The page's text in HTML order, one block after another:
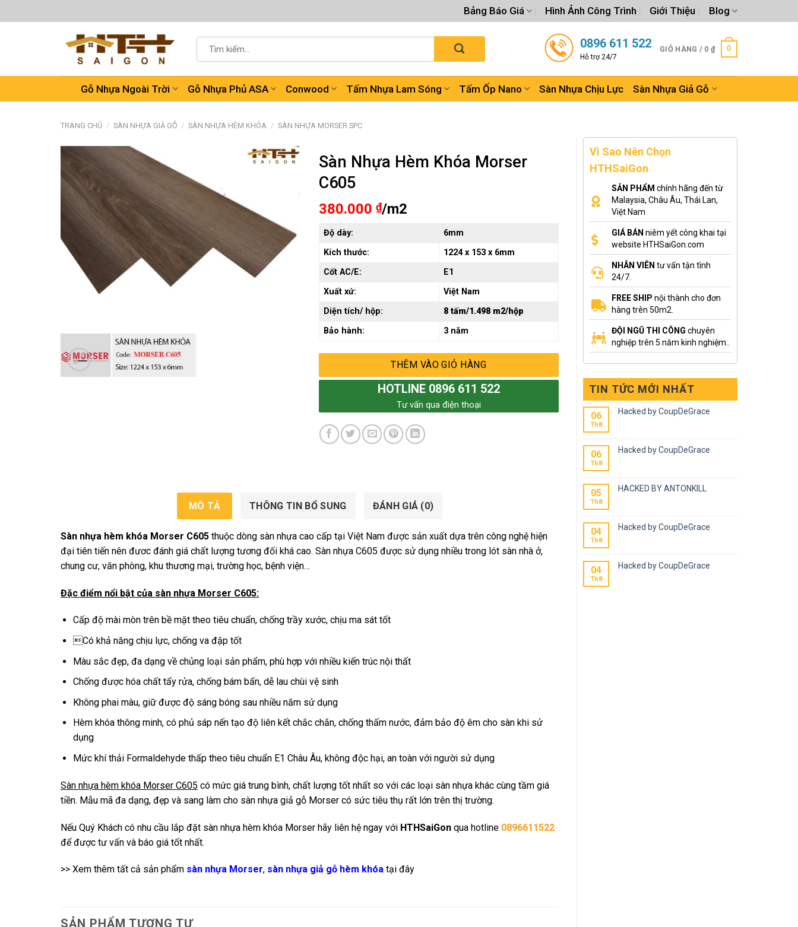
đến
Bảng Báo Giá Hình Ảnh Công Trình Giới Thiệu Blog
kiếm:
0896 611 522
Hỗ trợ 24/7
GIỎ HÀNG / 0 ₫ 0
Gỗ Nhựa Ngoài Trời Gỗ Nhựa Phủ ASA Conwood Tấm Nhựa Lam Sóng Tấm Ốp Nano Sàn Nhựa Chịu Lực Sàn Nhựa Giả Gỗ
TRANG CHỦ / SÀN NHỰA GIẢ GỖ / SÀN NHỰA HÈM KHÓA / SÀN NHỰA MORSER SPC
Vì Sao Nên Chọn
HTHSaiGon
SẢN PHẨM chính hãng đến từ
Malaysia, Châu Âu, Thái Lan,
Việt Nam
GIÁ BÁN niêm yết công khai tại
website HTHSaiGon.com
NHÂN VIÊN tư vấn tận tình
24/7.
FREE SHIP nội thành cho đơn
hàng trên 50m2.
ĐỘI NGŨ THI CÔNG chuyên
nghiệp trên 5 năm kinh nghiệm..
TIN TỨC MỚI NHẤT
06
Th8
Hacked by CoupDeGrace
06
Th8
Hacked by CoupDeGrace
05
Th8
HACKED BY ANTONKILL
04
Th8
Hacked by CoupDeGrace
04
Th8
Hacked by CoupDeGrace
Sàn Nhựa Hèm Khóa Morser
C605
380.000 ₫/m2
Độ dày:
6mm
Kích thước:
1224 x 153 x 6mm
Cốt AC/E:
E1
Xuất xứ:
Việt Nam
Diện tích/ hộp:
8 tấm/1.498 m2/hộp
Bảo hành:
3 năm
THÊM VÀO GIỎ HÀNG
HOTLINE 0896 611 522
Tư vấn qua điện thoại
MÔ TẢ THÔNG TIN BỔ SUNG ĐÁNH GIÁ (0)
Sàn nhựa hèm khóa Morser C605 thuộc dòng sàn nhựa cao cấp tại Việt Nam được sản xuất dựa trên công nghệ hiện
đại tiên tiến nên đươc đánh giá chất lượng tương đối khá cao. Sàn nhựa C605 được sử dụng nhiều trong lót sàn nhà ở,
chung cư, văn phòng, khu thương mại, trường học, bệnh viện…
Đặc điểm nổi bật của sàn nhựa Morser C605:
Cấp độ mài mòn trên bề mặt theo tiêu chuẩn, chống trầy xước, chịu ma sát tốt
Có khả năng chịu lực, chống va đập tốt
Màu sắc đẹp, đa dạng về chủng loại sản phẩm, phù hợp với nhiều kiến trúc nội thất
Chống được hóa chất tẩy rửa, chống bám bẩn, dễ lau chùi vệ sinh
Không phai màu, giữ được độ sáng bóng sau nhiều năm sử dụng
Hèm khóa thông minh, có phủ sáp nến tạo độ liên kết chắc chắn, chống thấm nước, đảm bảo độ êm cho sàn khi sử
dụng
Mức khí thải Formaldehyde thấp theo tiêu chuẩn E1 Châu Âu, không độc hại, an toàn với người sử dụng
Sàn nhựa hèm khóa Morser C605 có mức giá trung bình, chất lượng tốt nhất so với các loại sàn nhựa khác cùng tầm giá
tiền. Mẫu mã đa dạng, đẹp và sang làm cho sàn nhựa giả gỗ Morser có sức tiêu thụ rất lớn trên thị trường.
Nếu Quý Khách có nhu cầu lắp đặt sàn nhựa hèm khóa Morser hãy liên hệ ngay với HTHSaiGon qua hotline 0896611522
để được tư vấn và báo giá tốt nhất.
>> Xem thêm tất cả sản phẩm sàn nhựa Morser, sàn nhựa giả gỗ hèm khóa tại đây
SẢN PHẨM TƯƠNG TỰ